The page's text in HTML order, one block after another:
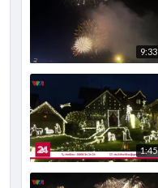
9:33
1:45